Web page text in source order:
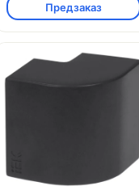
Предзаказ